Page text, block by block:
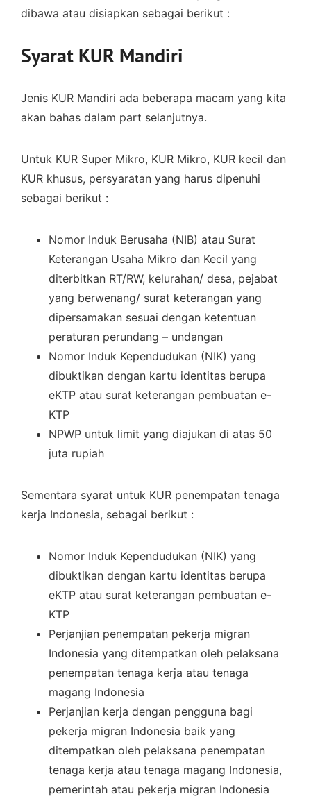
dibawa atau disiapkan sebagai berikut :
Syarat KUR Mandiri
Jenis KUR Mandiri ada beberapa macam yang kita
akan bahas dalam part selanjutnya.
Untuk KUR Super Mikro, KUR Mikro, KUR kecil dan
KUR khusus, persyaratan yang harus dipenuhi
sebagai berikut :
Nomor Induk Berusaha (NIB) atau Surat
Keterangan Usaha Mikro dan Kecil yang
diterbitkan RT/RW, kelurahan/ desa, pejabat
yang berwenang/ surat keterangan yang
dipersamakan sesuai dengan ketentuan
peraturan perundang – undangan
Nomor Induk Kependudukan (NIK) yang
dibuktikan dengan kartu identitas berupa
eKTP atau surat keterangan pembuatan e-
KTP
NPWP untuk limit yang diajukan di atas 50
juta rupiah
Sementara syarat untuk KUR penempatan tenaga
kerja Indonesia, sebagai berikut :
Nomor Induk Kependudukan (NIK) yang
dibuktikan dengan kartu identitas berupa
eKTP atau surat keterangan pembuatan e-
KTP
Perjanjian penempatan pekerja migran
Indonesia yang ditempatkan oleh pelaksana
penempatan tenaga kerja atau tenaga
magang Indonesia
Perjanjian kerja dengan pengguna bagi
pekerja migran Indonesia baik yang
ditempatkan oleh pelaksana penempatan
tenaga kerja atau tenaga magang Indonesia,
pemerintah atau pekerja migran Indonesia